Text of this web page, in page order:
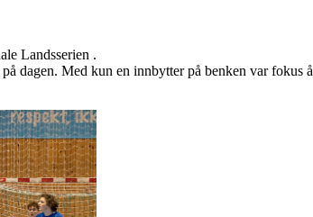
Landsserien .
dagen. Med kun en innbytter på benken var fokus å